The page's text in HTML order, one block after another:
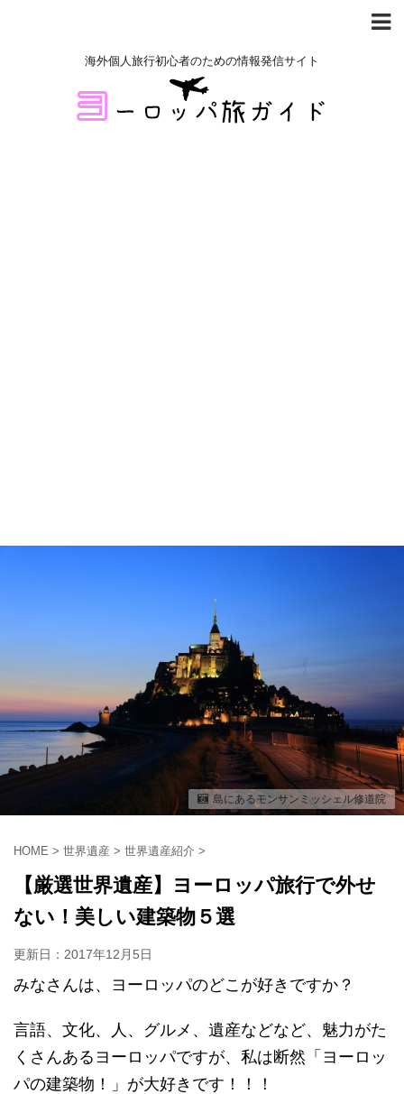
海外個人旅行初心者のための情報発信サイト
島にあるモンサンミッシェル修道院
HOME > 世界遺産 > 世界遺産紹介 >
【厳選世界遺産】ヨーロッパ旅行で外せ
ない！美しい建築物５選
更新日： 2017年12月5日
みなさんは、ヨーロッパのどこが好きですか？
言語、文化、人、グルメ、遺産などなど、魅力がた
くさんあるヨーロッパですが、私は断然「ヨーロッ
パの建築物！」が大好きです！！！